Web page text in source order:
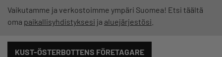
Vaikutamme ja verkostoimme ympäri Suomea! Etsi täältä
oma paikallisyhdistyksesi ja aluejärjestösi
KUST-ÖSTERBOTTENS FÖRETAGARE
Innehållstyp: alla